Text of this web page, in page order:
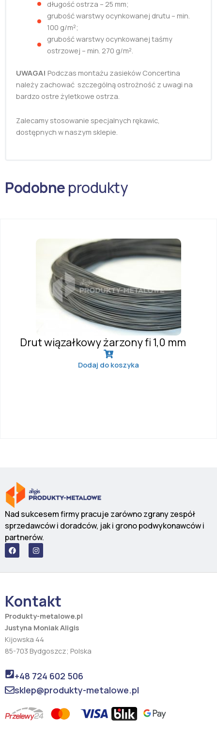
długość ostrza – 25 mm;
grubość warstwy ocynkowanej drutu – min.
100 g/m²;
grubość warstwy ocynkowanej taśmy
ostrzowej – min. 270 g/m².
UWAGA! Podczas montażu zasieków Concertina
należy zachować szczególną ostrożność z uwagi na
bardzo ostre żyletkowe ostrza.
Zalecamy stosowanie specjalnych rękawic,
dostępnych w naszym sklepie.
Podobneprodukty
Drut wiązałkowy żarzony fi 1,0 mm
Dodaj do koszyka
Nad sukcesem firmy pracuje zarówno zgrany zespół
sprzedawców i doradców, jak i grono podwykonawców i
partnerów.
F
a
c
b
k
I
n
s
a
a
m
Kontakt
Produkty-metalowe.pl
Justyna Moniak Aligis
Kijowska 44
85-703 Bydgoszcz; Polska
+48 724 602 506
sklep@produkty-metalowe.pl